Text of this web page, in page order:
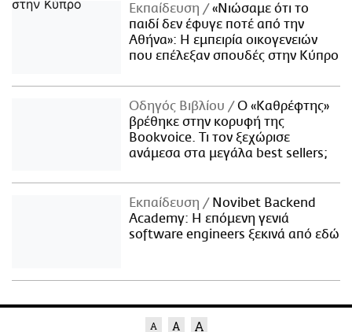
Εκπαίδευση
«Νιώσαμε ότι το
παιδί δεν έφυγε ποτέ από την
Αθήνα»: Η εμπειρία οικογενειών
που επέλεξαν σπουδές στην Κύπρο
Οδηγός Βιβλίου
Ο «Καθρέφτης»
βρέθηκε στην κορυφή της
Bookvoice. Τι τον ξεχώρισε
ανάμεσα στα μεγάλα best sellers;
Εκπαίδευση
Novibet Backend
Academy: Η επόμενη γενιά
software engineers ξεκινά από εδώ